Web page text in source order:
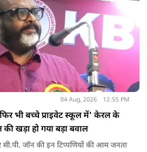
04 Aug, 2026 12:55 PM
भी बच्चे प्राइवेट स्कूल में' केरल के
की खड़ा हो गया बड़ा बवाल
सी.पी. जॉन की इन टिप्पणियों की आम जनता